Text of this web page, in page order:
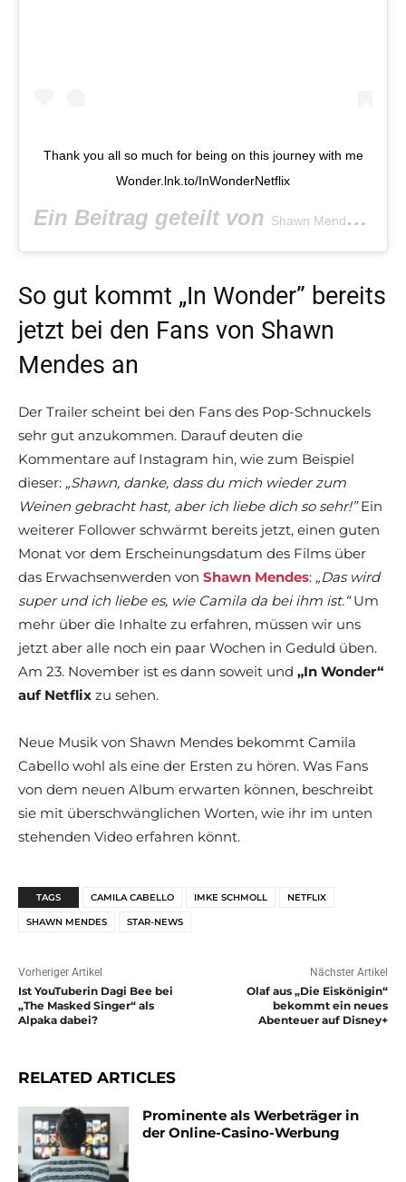
Thank you all so much for being on this journey with me
Wonder.lnk.to/InWonderNetflix
Ein Beitrag geteilt von Shawn Mendes
So gut kommt „In Wonder” bereits
jetzt bei den Fans von Shawn
Mendes an
Der Trailer scheint bei den Fans des Pop-Schnuckels
sehr gut anzukommen. Darauf deuten die
Kommentare auf Instagram hin, wie zum Beispiel
dieser: „Shawn, danke, dass du mich wieder zum
Weinen gebracht hast, aber ich liebe dich so sehr!”Ein
weiterer Follower schwärmt bereits jetzt, einen guten
Monat vor dem Erscheinungsdatum des Films über
das Erwachsenwerden von Shawn Mendes: „Das wird
super und ich liebe es, wie Camila da bei ihm ist.“Um
mehr über die Inhalte zu erfahren, müssen wir uns
jetzt aber alle noch ein paar Wochen in Geduld üben.
Am 23. November ist es dann soweit und „In Wonder“
auf Netflix zu sehen.
Neue Musik von Shawn Mendes bekommt Camila
Cabello wohl als eine der Ersten zu hören. Was Fans
von dem neuen Album erwarten können, beschreibt
sie mit überschwänglichen Worten, wie ihr im unten
stehenden Video erfahren könnt.
TAGS CAMILA CABELLO IMKE SCHMOLL NETFLIX
SHAWN MENDES STAR-NEWS
Vorheriger Artikel
Ist YouTuberin Dagi Bee bei
„The Masked Singer“ als
Alpaka dabei?
Nächster Artikel
Olaf aus „Die Eiskönigin“
bekommt ein neues
Abenteuer auf Disney+
RELATED ARTICLES
Prominente als Werbeträger in
der Online-Casino-Werbung